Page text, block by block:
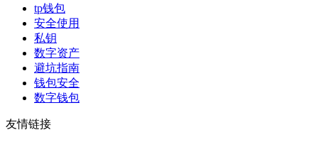
tp钱包
安全使用
私钥
数字资产
避坑指南
钱包安全
数字钱包
友情链接